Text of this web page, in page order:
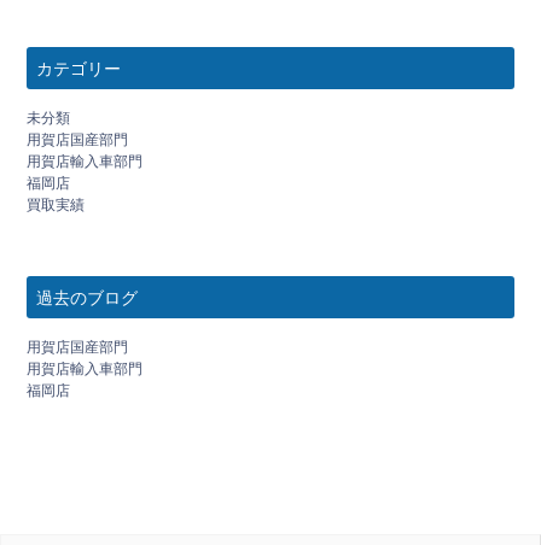
カテゴリー
未分類
用賀店国産部門
用賀店輸入車部門
福岡店
買取実績
過去のブログ
用賀店国産部門
用賀店輸入車部門
福岡店